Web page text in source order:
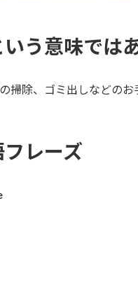
う意味ではあ
掃除、ゴミ出しなどのお
レーズ